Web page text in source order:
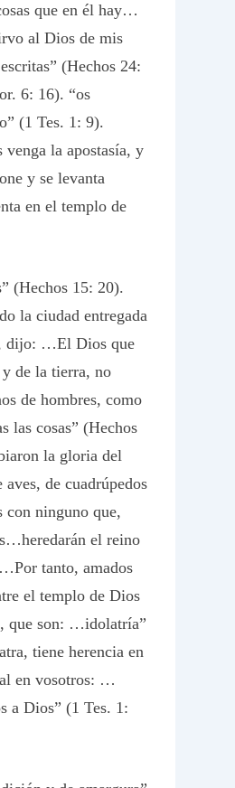
que en él hay…
al Dios de mis
(Hechos 24:
6: 16). “os
(1 Tes. 1: 9).
venga la apostasía, y
y se levanta
en el templo de
(Hechos 15: 20).
la ciudad entregada
dijo: …El Dios que
de la tierra, no
de hombres, como
las cosas” (Hechos
la gloria del
de cuadrúpedos
con ninguno que,
el reino
tanto, amados
el templo de Dios
que son: …idolatría”
tiene herencia en
en vosotros: …
a Dios” (1 Tes. 1: